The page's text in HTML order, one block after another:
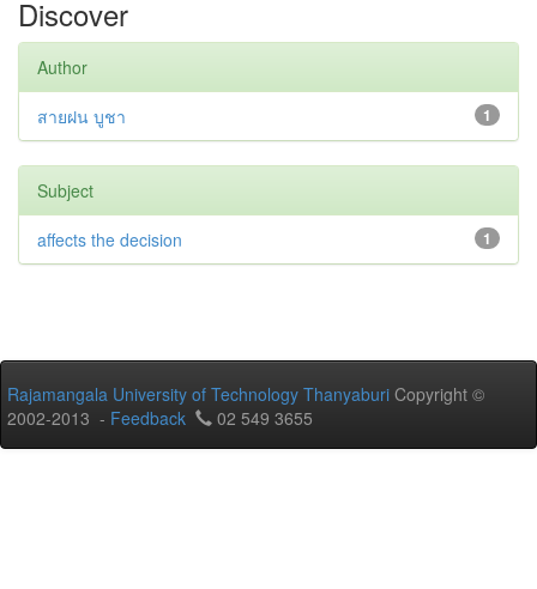
Discover
Author
1
สายฝน บูชา
Subject
1
affects the decision
Rajamangala University of Technology Thanyaburi Copyright ©
2002-2013 - Feedback 02 549 3655